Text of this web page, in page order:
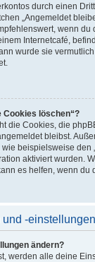
durch einen
„Angemeldet
wenn du
Internetcafé,
wurde sie
Cookies löschen“?
die Cookies, die
bleibst.
beispielsweise den
aktiviert wurden.
es helfen, wenn du
-einstellungen
ändern?
werden alle deine